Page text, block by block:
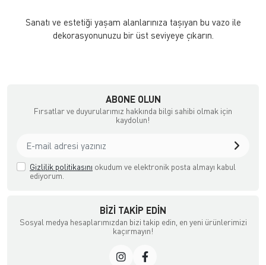
Sanatı ve estetiği yaşam alanlarınıza taşıyan bu vazo ile
dekorasyonunuzu bir üst seviyeye çıkarın.
ABONE OLUN
Fırsatlar ve duyurularımız hakkında bilgi sahibi olmak için
kaydolun!
Gizlilik politikasını okudum ve elektronik posta almayı kabul
ediyorum.
BIZI TAKIP EDIN
Sosyal medya hesaplarımızdan bizi takip edin, en yeni ürünlerimizi
kaçırmayın!